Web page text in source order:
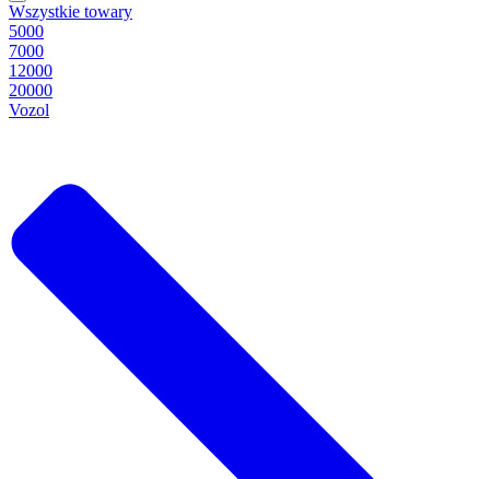
Wszystkie towary
5000
7000
12000
20000
Vozol